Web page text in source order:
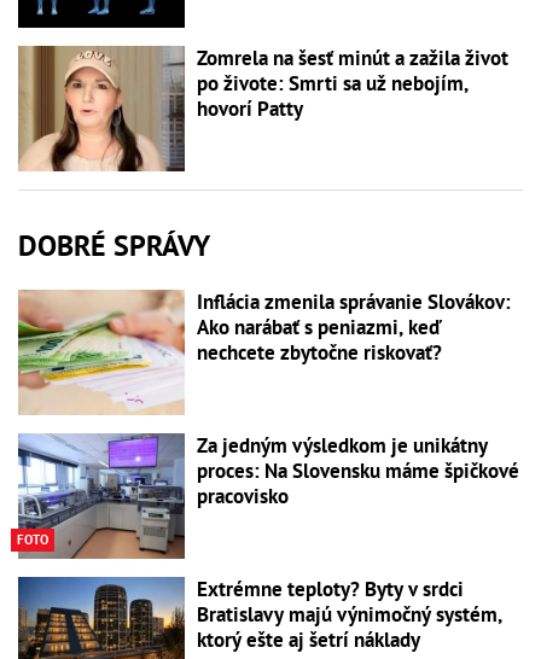
Zomrela na šesť minút a zažila život
po živote: Smrti sa už nebojím,
hovorí Patty
DOBRÉ SPRÁVY
Inflácia zmenila správanie Slovákov:
Ako narábať s peniazmi, keď
nechcete zbytočne riskovať?
FOTO
Za jedným výsledkom je unikátny
proces: Na Slovensku máme špičkové
pracovisko
Extrémne teploty? Byty v srdci
Bratislavy majú výnimočný systém,
ktorý ešte aj šetrí náklady